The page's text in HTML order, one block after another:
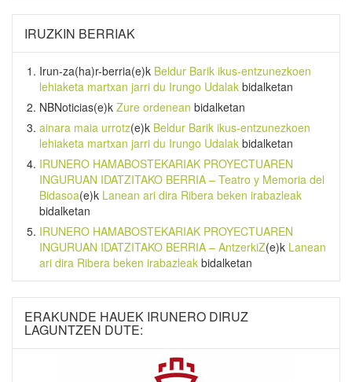
IRUZKIN BERRIAK
Irun-za(ha)r-berria(e)k Beldur Barik ikus-entzunezkoen
lehiaketa martxan jarri du Irungo Udalak bidalketan
NBNoticias(e)k Zure ordenean bidalketan
ainara maia urrotz(e)k Beldur Barik ikus-entzunezkoen
lehiaketa martxan jarri du Irungo Udalak bidalketan
IRUNERO HAMABOSTEKARIAK PROYECTUAREN
INGURUAN IDATZITAKO BERRIA – Teatro y Memoria del
Bidasoa(e)k Lanean ari dira Ribera beken irabazleak
bidalketan
IRUNERO HAMABOSTEKARIAK PROYECTUAREN
INGURUAN IDATZITAKO BERRIA – AntzerkiZ(e)k Lanean
ari dira Ribera beken irabazleak bidalketan
ERAKUNDE HAUEK IRUNERO DIRUZ
LAGUNTZEN DUTE: